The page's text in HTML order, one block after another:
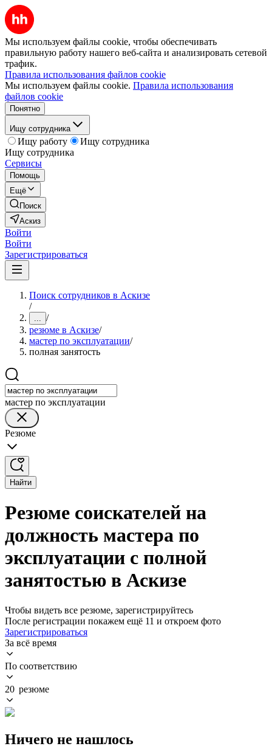
Мы используем файлы cookie, чтобы обеспечивать
правильную работу нашего веб-сайта и анализировать сетевой
трафик.
Правила использования файлов cookie
Мы используем файлы cookie. Правила использования
файлов cookie
Понятно
Ищу сотрудника
Ищу работу
Ищу сотрудника
Ищу сотрудника
Сервисы
Помощь
Ещё
Поиск
Аскиз
Войти
Войти
Зарегистрироваться
Поиск сотрудников в Аскизе
/
... /
резюме в Аскизе/
мастер по эксплуатации/
полная занятость
мастер по эксплуатации
Резюме
Найти
Резюме соискателей на
должность мастера по
эксплуатации с полной
занятостью в Аскизе
Чтобы видеть все резюме, зарегистрируйтесь
После регистрации покажем ещё 11 и откроем фото
Зарегистрироваться
За всё время
По соответствию
20 резюме
Ничего не нашлось